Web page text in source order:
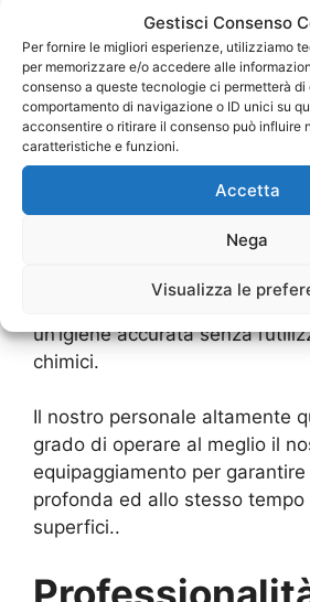
Gestisci Consenso
Per fornire le migliori esperienze, utilizziamo
per memorizzare e/o accedere alle
consenso a queste tecnologie ci permetterà di
comportamento di navigazione o ID unici su
acconsentire o ritirare il consenso può influire
caratteristiche e funzioni.
Accetta
Nega
Visualizza le
calore trasmesso dal vapore
tutti i batteri, funghi ed altri
Una comune operazione di
infatti in quattro fasi
acqua o detergenti,
chimiche varie, risciacquo ed
consentendo anche una
un’igiene accurata senza
chimici.
Il nostro personale altamente
grado di operare al meglio il
equipaggiamento per
profonda ed allo stesso
superfici..